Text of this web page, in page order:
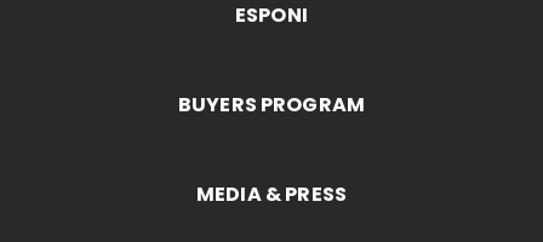
ESPONI
BUYERS PROGRAM
MEDIA & PRESS